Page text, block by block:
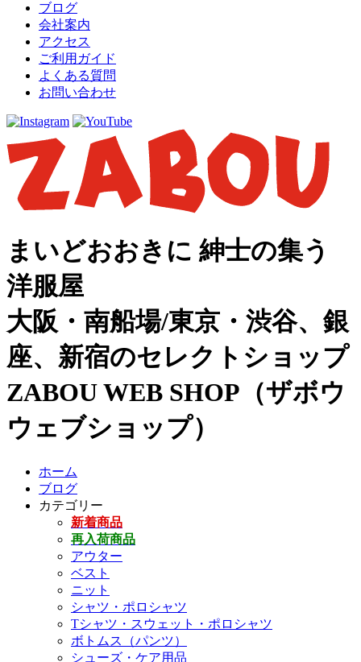
ブログ
会社案内
アクセス
ご利用ガイド
よくある質問
お問い合わせ
まいどおおきに 紳士の集う
洋服屋
大阪・南船場/東京・渋谷、銀
座、新宿のセレクトショップ
ZABOU WEB SHOP（ザボウ
ウェブショップ）
ホーム
ブログ
カテゴリー
新着商品
再入荷商品
アウター
ベスト
ニット
シャツ・ポロシャツ
Tシャツ・スウェット・ポロシャツ
ボトムス（パンツ）
シューズ・ケア用品